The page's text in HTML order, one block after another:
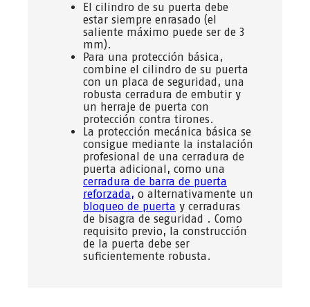
El cilindro de su puerta debe
estar siempre enrasado (el
saliente máximo puede ser de 3
mm).
Para una protección básica,
combine el cilindro de su puerta
con un placa de seguridad, una
robusta cerradura de embutir y
un herraje de puerta con
protección contra tirones.
La protección mecánica básica se
consigue mediante la instalación
profesional de una cerradura de
puerta adicional, como una
cerradura de barra de puerta
reforzada, o alternativamente un
bloqueo de puerta y cerraduras
de bisagra de seguridad . Como
requisito previo, la construcción
de la puerta debe ser
suficientemente robusta.